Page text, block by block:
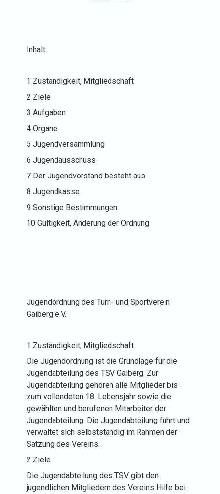
Inhalt
1 Zuständigkeit, Mitgliedschaft
2 Ziele
3 Aufgaben
4 Organe
5 Jugendversammlung
6 Jugendausschuss
7 Der Jugendvorstand besteht aus
8 Jugendkasse
9 Sonstige Bestimmungen
10 Gültigkeit, Änderung der Ordnung
Jugendordnung des Turn- und Sportverein
Gaiberg e.V.
1 Zuständigkeit, Mitgliedschaft
Die Jugendordnung ist die Grundlage für die
Jugendabteilung des TSV Gaiberg. Zur
Jugendabteilung gehören alle Mitglieder bis
zum vollendeten 18. Lebensjahr sowie die
gewählten und berufenen Mitarbeiter der
Jugendabteilung. Die Jugendabteilung führt und
verwaltet sich selbstständig im Rahmen der
Satzung des Vereins.
2 Ziele
Die Jugendabteilung des TSV gibt den
jugendlichen Mitgliedern des Vereins Hilfe bei